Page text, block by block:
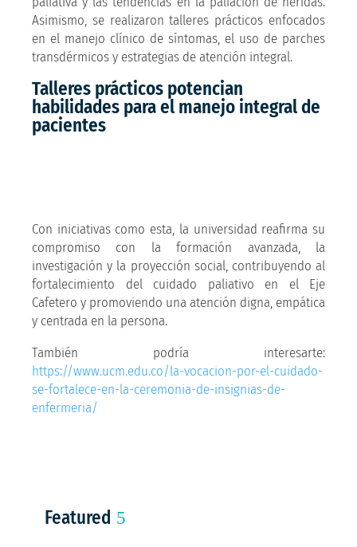
Asimismo, se realizaron talleres prácticos enfocados
en el manejo clínico de síntomas, el uso de parches
transdérmicos y estrategias de atención integral.
Talleres prácticos potencian
habilidades para el manejo integral de
pacientes
Con iniciativas como esta, la universidad reafirma su
compromiso con la formación avanzada, la
investigación y la proyección social, contribuyendo al
fortalecimiento del cuidado paliativo en el Eje
Cafetero y promoviendo una atención digna, empática
y centrada en la persona.
También podría interesarte:
https://www.ucm.edu.co/la-vocacion-por-el-cuidado-
se-fortalece-en-la-ceremonia-de-insignias-de-
enfermeria/
Featured